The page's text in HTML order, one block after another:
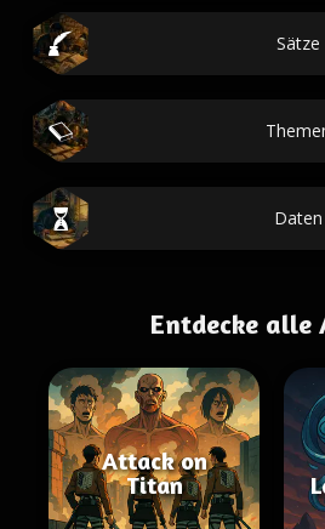
Sätze
Daten
Entdecke alle
Attack on
Titan